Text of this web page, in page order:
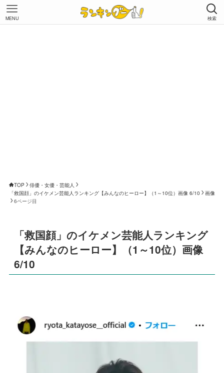
検索
MENU
TOP
俳優・女優・芸能人
「救国顔」のイケメン芸能人ランキング【みんなのヒーロー】（1～10位）画像 6/10
画像
6ページ目
「救国顔」のイケメン芸能人ランキング
【みんなのヒーロー】（1～10位）画像
6/10